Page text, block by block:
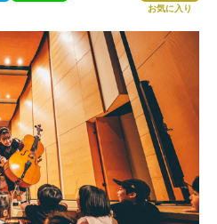
お気に入り